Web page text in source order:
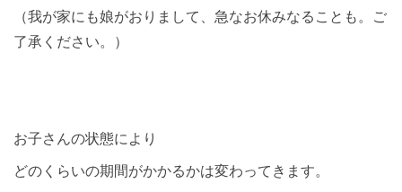
（我が家にも娘がおりまして、急なお休みなることも。ご
了承ください。）
お子さんの状態により
どのくらいの期間がかかるかは変わってきます。